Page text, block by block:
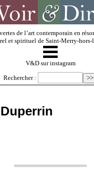
de l’art contemporain en
et spirituel de Saint-Merry-hors-
V & D
☰
V&D sur instagram
Rechercher :